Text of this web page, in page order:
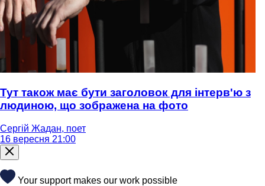
Тут також має бути заголовок для інтерв'ю з
людиною, що зображена на фото
Сергій Жадан, поет
16 вересня 21:00
Your support makes our work possible